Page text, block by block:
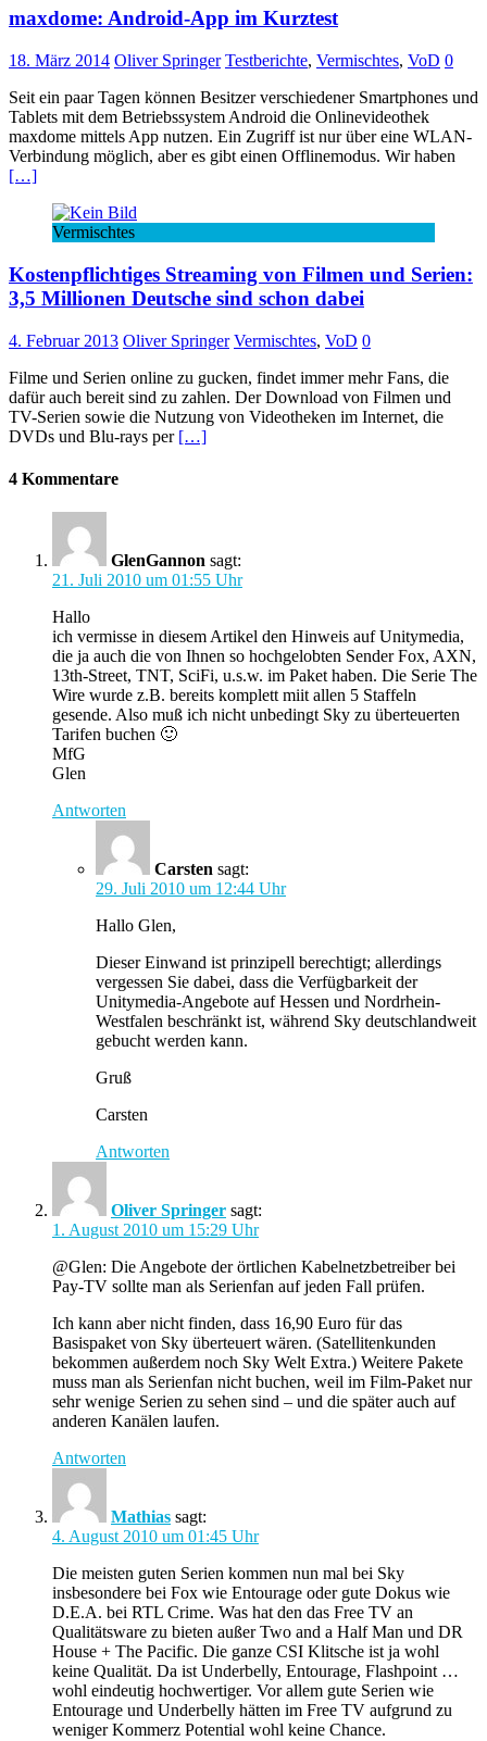
maxdome: Android-App im Kurztest
18. März 2014 Oliver Springer Testberichte, Vermischtes, VoD 0
Seit ein paar Tagen können Besitzer verschiedener Smartphones und
Tablets mit dem Betriebssystem Android die Onlinevideothek
maxdome mittels App nutzen. Ein Zugriff ist nur über eine WLAN-
Verbindung möglich, aber es gibt einen Offlinemodus. Wir haben
[…]
Vermischtes
Kostenpflichtiges Streaming von Filmen und Serien:
3,5 Millionen Deutsche sind schon dabei
4. Februar 2013 Oliver Springer Vermischtes, VoD 0
Filme und Serien online zu gucken, findet immer mehr Fans, die
dafür auch bereit sind zu zahlen. Der Download von Filmen und
TV-Serien sowie die Nutzung von Videotheken im Internet, die
DVDs und Blu-rays per […]
4 Kommentare
GlenGannon sagt:
21. Juli 2010 um 01:55 Uhr
Hallo
ich vermisse in diesem Artikel den Hinweis auf Unitymedia,
die ja auch die von Ihnen so hochgelobten Sender Fox, AXN,
13th-Street, TNT, SciFi, u.s.w. im Paket haben. Die Serie The
Wire wurde z.B. bereits komplett miit allen 5 Staffeln
gesende. Also muß ich nicht unbedingt Sky zu überteuerten
Tarifen buchen 🙂
MfG
Glen
Antworten
Carsten sagt:
29. Juli 2010 um 12:44 Uhr
Hallo Glen,
Dieser Einwand ist prinzipell berechtigt; allerdings
vergessen Sie dabei, dass die Verfügbarkeit der
Unitymedia-Angebote auf Hessen und Nordrhein-
Westfalen beschränkt ist, während Sky deutschlandweit
gebucht werden kann.
Gruß
Carsten
Antworten
Oliver Springer sagt:
1. August 2010 um 15:29 Uhr
@Glen: Die Angebote der örtlichen Kabelnetzbetreiber bei
Pay-TV sollte man als Serienfan auf jeden Fall prüfen.
Ich kann aber nicht finden, dass 16,90 Euro für das
Basispaket von Sky überteuert wären. (Satellitenkunden
bekommen außerdem noch Sky Welt Extra.) Weitere Pakete
muss man als Serienfan nicht buchen, weil im Film-Paket nur
sehr wenige Serien zu sehen sind – und die später auch auf
anderen Kanälen laufen.
Antworten
Mathias sagt:
4. August 2010 um 01:45 Uhr
Die meisten guten Serien kommen nun mal bei Sky
insbesondere bei Fox wie Entourage oder gute Dokus wie
D.E.A. bei RTL Crime. Was hat den das Free TV an
Qualitätsware zu bieten außer Two and a Half Man und DR
House + The Pacific. Die ganze CSI Klitsche ist ja wohl
keine Qualität. Da ist Underbelly, Entourage, Flashpoint …
wohl eindeutig hochwertiger. Vor allem gute Serien wie
Entourage und Underbelly hätten im Free TV aufgrund zu
weniger Kommerz Potential wohl keine Chance.